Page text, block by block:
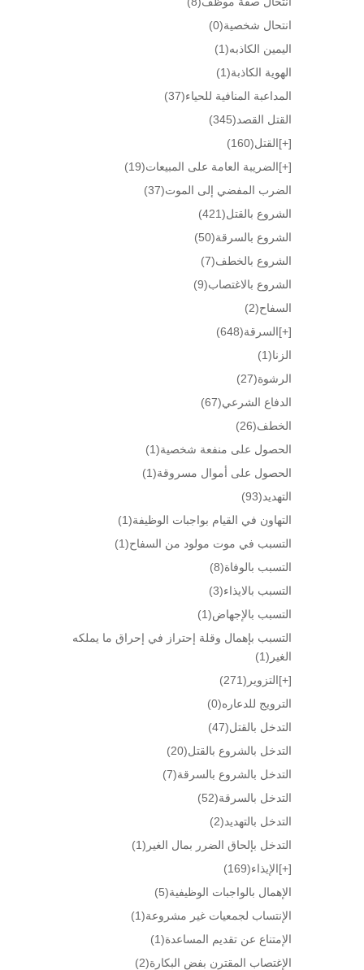
انتحال شخصية(0)
اليمين الكاذبه(1)
الهوية الكاذبة(1)
المداعبة المنافية للحياء(37)
القتل القصد(345)
[+]القتل(160)
[+]الضريبة العامة على المبيعات(19)
الضرب المفضي إلى الموت(37)
الشروع بالقتل(421)
الشروع بالسرقة(50)
الشروع بالخطف(7)
الشروع بالاغتصاب(9)
السفاح(2)
[+]السرقة(648)
الزنا(1)
الرشوة(27)
الدفاع الشرعي(67)
الخطف(26)
الحصول على منفعة شخصية(1)
الحصول على أموال مسروقة(1)
التهديد(93)
التهاون في القيام بواجبات الوظيفة(1)
التسبب في موت مولود من السفاح(1)
التسبب بالوفاة(8)
التسبب بالايذاء(3)
التسبب بالإجهاض(1)
التسبب بإهمال وقلة إحتراز في إحراق ما يملكه
الغير (1)
[+]التزوير (271)
الترويج للدعاره(0)
التدخل بالقتل(47)
التدخل بالشروع بالقتل(20)
التدخل بالشروع بالسرقة(7)
التدخل بالسرقة(52)
التدخل بالتهديد(2)
التدخل بإلحاق الضرر بمال الغير (1)
[+]الإيذاء(169)
الإهمال بالواجبات الوظيفية(5)
الإنتساب لجمعيات غير مشروعة(1)
الإمتناع عن تقديم المساعدة(1)
الإغتصاب المقترن بفض البكارة(2)